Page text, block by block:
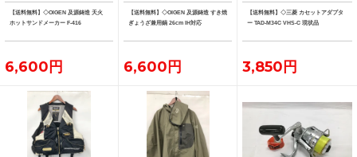
【送料無料】◇OIGEN 及源鋳造 天火
ホットサンドメーカー F-416
6,600円
【送料無料】◇OIGEN 及源鋳造 すき焼
ぎょうざ兼用鍋 26cm IH対応
6,600円
【送料無料】◇三菱 カセットアダプタ
ー TAD-M34C VHS-C 現状品
3,850円